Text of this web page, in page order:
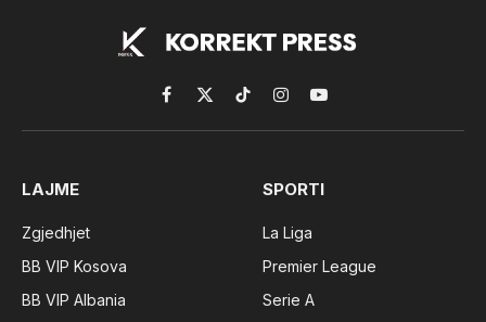
Facebook
X
(Twitter)
TikTokInstagramYouTube
LAJME
Zgjedhjet
BB VIP Kosova
BB VIP Albania
SPORTI
La Liga
Premier League
Serie A